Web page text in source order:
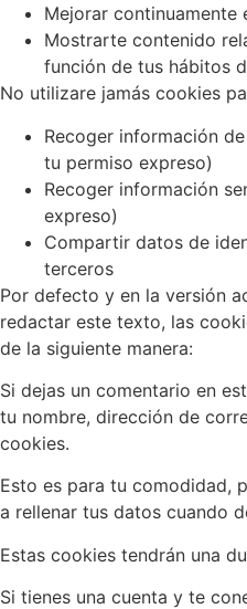
Mejorar continuamente
Mostrarte contenido
función de tus hábitos
No utilizare jamás cookies
Recoger información
tu permiso expreso)
Recoger información
expreso)
Compartir datos de
terceros
Por defecto y en la versión
redactar este texto, las
de la siguiente manera:
Si dejas un comentario en
tu nombre, dirección de
cookies.
Esto es para tu comodidad,
a rellenar tus datos cuando
Estas cookies tendrán una
Si tienes una cuenta y te